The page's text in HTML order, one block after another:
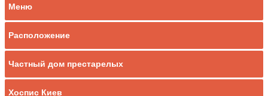
Меню
Расположение
Частный дом престарелых
Хоспис Киев